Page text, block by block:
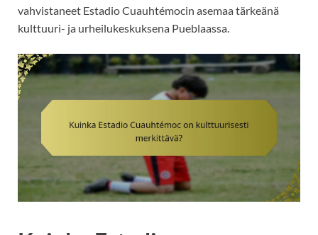
vahvistaneet Estadio Cuauhtémocin asemaa tärkeänä
kulttuuri- ja urheilukeskuksena Pueblaassa.